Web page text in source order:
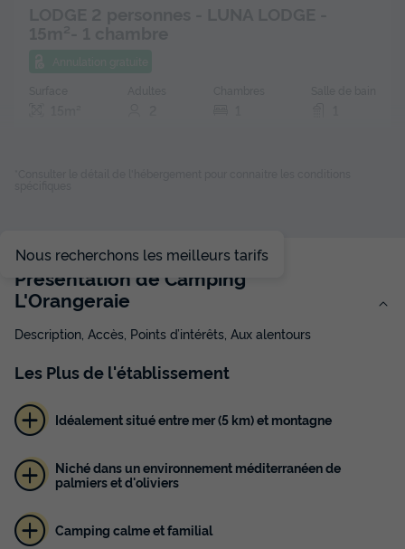
du01/12/2026au08/12/2026
Meilleur prix pour 7 nuits
Modifier les dates
210 €
Voir les disponibilités
Nous recherchons les meilleurs tarifs
Présentation de Camping
L'Orangeraie
Description, Accès, Points d’intérêts, Aux alentours
Les Plusde l'établissement
Idéalement situé entre mer (5 km) et montagne
Niché dans un environnement méditerranéen de
palmiers et d'oliviers
Camping calme et familial